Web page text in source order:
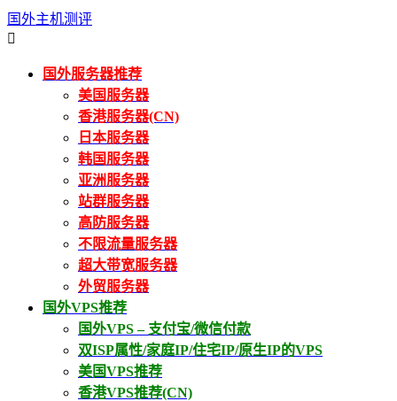
国外主机测评

国外服务器推荐
美国服务器
香港服务器(CN)
日本服务器
韩国服务器
亚洲服务器
站群服务器
高防服务器
不限流量服务器
超大带宽服务器
外贸服务器
国外VPS推荐
国外VPS – 支付宝/微信付款
双ISP属性/家庭IP/住宅IP/原生IP的VPS
美国VPS推荐
香港VPS推荐(CN)